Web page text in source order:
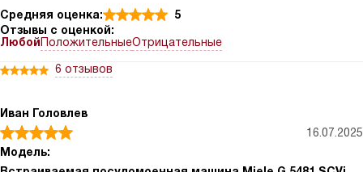
Средняя оценка:
5
Отзывы с оценкой:
ЛюбойПоложительныеОтрицательные
6 отзывов
Иван Головлев
16.07.2025
Модель: